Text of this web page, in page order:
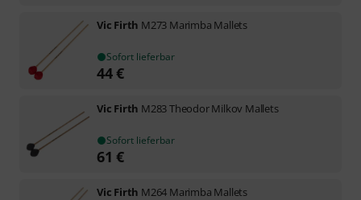
Vic Firth M273 Marimba Mallets
Sofort lieferbar
44€
Vic Firth M283 Theodor Milkov Mallets
Sofort lieferbar
61 €
Vic Firth M264 Marimba Mallets